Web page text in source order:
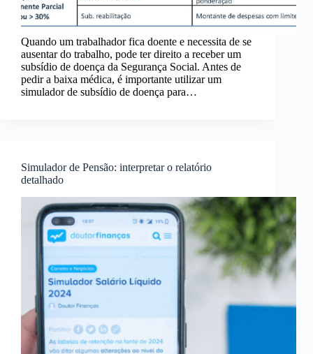
Quando um trabalhador fica doente e necessita de se
ausentar do trabalho, pode ter direito a receber um
subsídio de doença da Segurança Social. Antes de
pedir a baixa médica, é importante utilizar um
simulador de subsídio de doença para…
Simulador de Pensão: interpretar o relatório
detalhado